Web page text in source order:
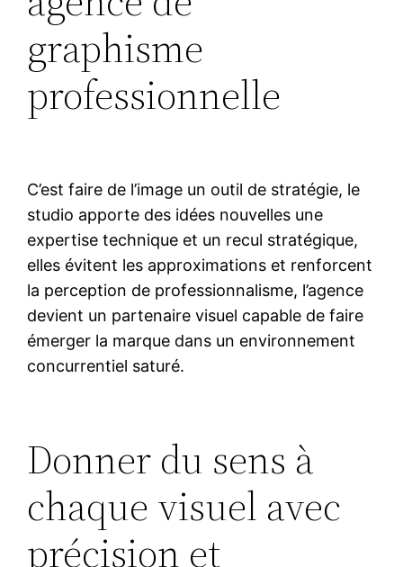
graphisme
professionnelle
C’est faire de l’image un outil de stratégie, le
studio apporte des idées nouvelles une
expertise technique et un recul stratégique,
elles évitent les approximations et renforcent
la perception de professionnalisme, l’agence
devient un partenaire visuel capable de faire
émerger la marque dans un environnement
concurrentiel saturé.
Donner du sens à
chaque visuel avec
précision et